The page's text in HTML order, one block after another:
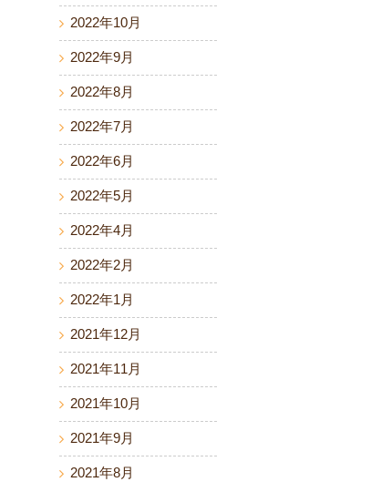
2022年10月
2022年9月
2022年8月
2022年7月
2022年6月
2022年5月
2022年4月
2022年2月
2022年1月
2021年12月
2021年11月
2021年10月
2021年9月
2021年8月